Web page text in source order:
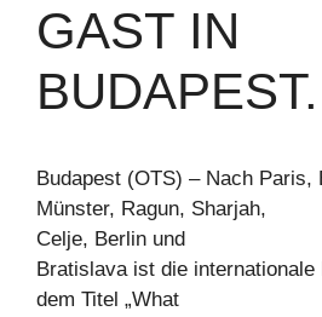
GAST IN
BUDAPEST.
Budapest (OTS) – Nach Paris,
Münster, Ragun, Sharjah,
Celje, Berlin und
Bratislava ist die
dem Titel „What